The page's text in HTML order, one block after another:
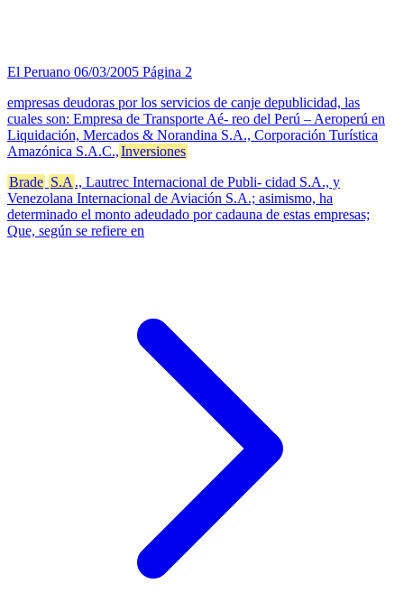
El Peruano 06/03/2005 Página 2
empresas deudoras por los servicios de canje depublicidad, las
cuales son: Empresa de Transporte Aé- reo del Perú – Aeroperú en
Liquidación, Mercados & Norandina S.A., Corporación Turística
Amazónica S.A.C.,Inversiones
Brade S.A ., Lautrec Internacional de Publi- cidad S.A., y
Venezolana Internacional de Aviación S.A.; asimismo, ha
determinado el monto adeudado por cadauna de estas empresas;
Que, según se refiere en